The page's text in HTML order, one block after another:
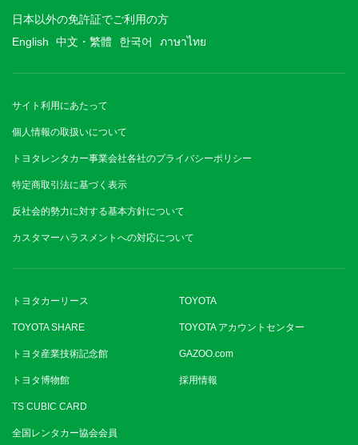
日本以外の免許証でご利用の方
English
中文・繁體 한국어 ภาษาไทย
サイト利用にあたって
個人情報の取扱いについて
トヨタレンタカー事業会社各社のプライバシーポリシー
特定商取引法に基づく表示
反社会的勢力に対する基本方針について
カスタマーハラスメントへの対応について
トヨタカーリース TOYOTA
TOYOTA SHARE TOYOTA アカウントセンター
トヨタ産業技術記念館 GAZOO.com
トヨタ博物館 採用情報
TS CUBIC CARD
全国レンタカー協会会員